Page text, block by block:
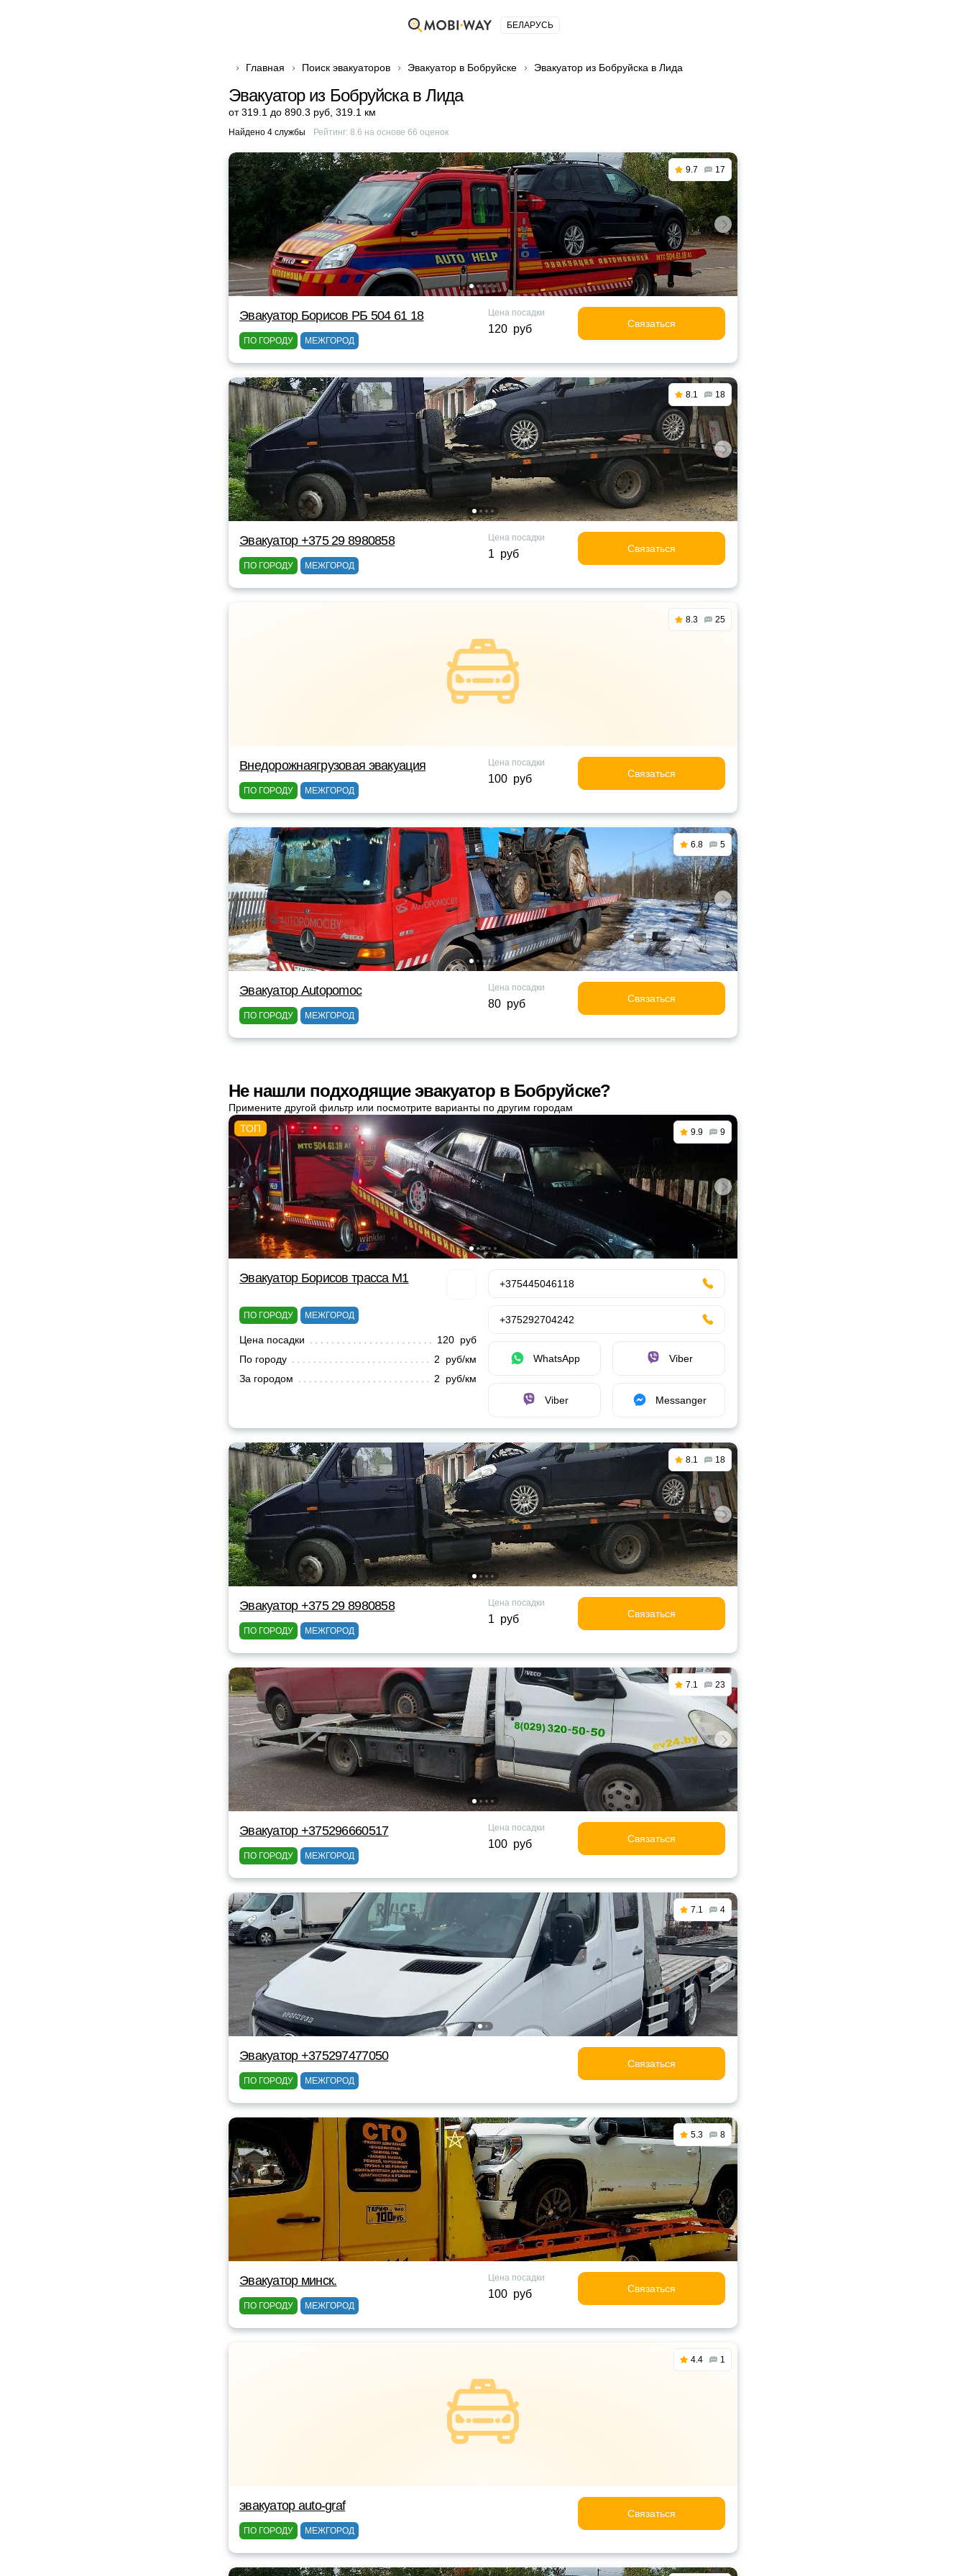
БЕЛАРУСЬ
Главная Поиск эвакуаторов Эвакуатор в Бобруйске Эвакуатор из Бобруйска в Лида
Эвакуатор из Бобруйска в Лида
от 319.1 до 890.3 руб 319.1 км
Найдено 4 службы Рейтинг: 8.6 на основе 66 оценок
9.7 17
Эвакуатор Борисов РБ 504 61 18
ПО ГОРОДУ МЕЖГОРОД
Цена посадки
120 руб Связаться
8.1 18
Эвакуатор +375 29 8980858
ПО ГОРОДУ МЕЖГОРОД
Цена посадки
1 руб Связаться
8.3 25
Внедорожнаягрузовая эвакуация
ПО ГОРОДУ МЕЖГОРОД
Цена посадки
100 руб Связаться
6.8 5
Эвакуатор Autopomoc
ПО ГОРОДУ МЕЖГОРОД
Цена посадки
80 руб Связаться
Не нашли подходящие эвакуатор в Бобруйске?
Примените другой фильтр или посмотрите варианты по другим городам
9.9 9
Эвакуатор Борисов трасса М1
ПО ГОРОДУ МЕЖГОРОД
Цена посадки
120 руб
По городу
2 руб/км
За городом
2 руб/км
+375445046118
+375292704242
WhatsApp Viber
Viber Messanger
8.1 18
Эвакуатор +375 29 8980858
ПО ГОРОДУ МЕЖГОРОД
Цена посадки
1 руб Связаться
7.1 23
Эвакуатор +375296660517
ПО ГОРОДУ МЕЖГОРОД
Цена посадки
100 руб Связаться
7.1 4
Эвакуатор +375297477050
ПО ГОРОДУ МЕЖГОРОД
Связаться
5.3 8
Эвакуатор минск.
ПО ГОРОДУ МЕЖГОРОД
Цена посадки
100 руб Связаться
4.4 1
эвакуатор auto-graf
ПО ГОРОДУ МЕЖГОРОД
Связаться